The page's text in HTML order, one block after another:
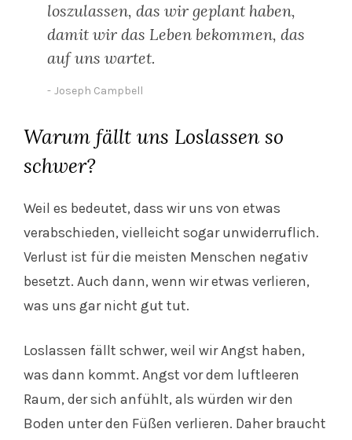
loszulassen, das wir geplant haben,
damit wir das Leben bekommen, das
auf uns wartet.
Joseph Campbell
Warum fällt uns Loslassen so
schwer?
Weil es bedeutet, dass wir uns von etwas
verabschieden, vielleicht sogar unwiderruflich.
Verlust ist für die meisten Menschen negativ
besetzt. Auch dann, wenn wir etwas verlieren,
was uns gar nicht gut tut.
Loslassen fällt schwer, weil wir Angst haben,
was dann kommt. Angst vor dem luftleeren
Raum, der sich anfühlt, als würden wir den
Boden unter den Füßen verlieren. Daher braucht